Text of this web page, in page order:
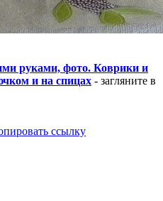
руками, фото. Коврики и
и на спицах - загляните в
ссылку